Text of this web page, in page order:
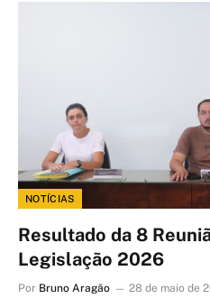
NOTÍCIAS
Resultado da 8
Legislação 2026
Por Bruno Aragão 28 de maio de